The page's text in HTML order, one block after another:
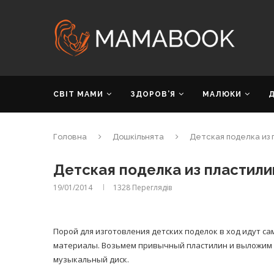
СВІТ МАМИ ЗДОРОВ’Я МАЛЮКИ
Головна Дошкільнята Детская поделка из
Детская поделка из
19/01/2014 1328 Переглядів
Порой для изготовления детских поделок в ход идут
материалы. Возьмем привычный пластилин и
музыкальный диск.